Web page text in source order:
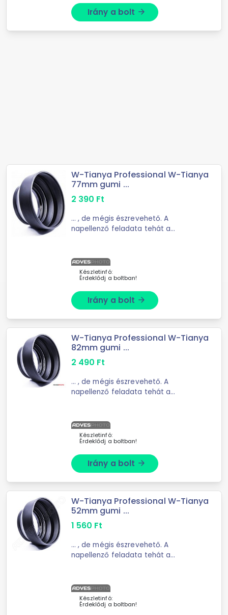
Irány a bolt arrow_forward
W-Tianya Professional W-Tianya
77mm gumi ...
2 390 Ft
... , de mégis észrevehető. A
napellenző feladata tehát a
teljesülhet teljesen. A napellenző
annál jobb, minél nagyobb méretű, ...
Készletinfó:
Érdeklődj a boltban!
Irány a bolt arrow_forward
W-Tianya Professional W-Tianya
82mm gumi ...
2 490 Ft
... , de mégis észrevehető. A
napellenző feladata tehát a
teljesülhet teljesen. A napellenző
annál jobb, minél nagyobb méretű, ...
Készletinfó:
Érdeklődj a boltban!
Irány a bolt arrow_forward
W-Tianya Professional W-Tianya
52mm gumi ...
1 560 Ft
... , de mégis észrevehető. A
napellenző feladata tehát a
teljesülhet teljesen. A napellenző
annál jobb, minél nagyobb méretű, ...
Készletinfó:
Érdeklődj a boltban!